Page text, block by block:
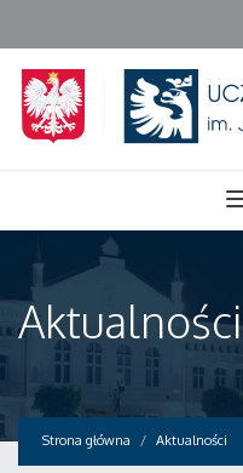
Aktualności
Strona główna Aktualności